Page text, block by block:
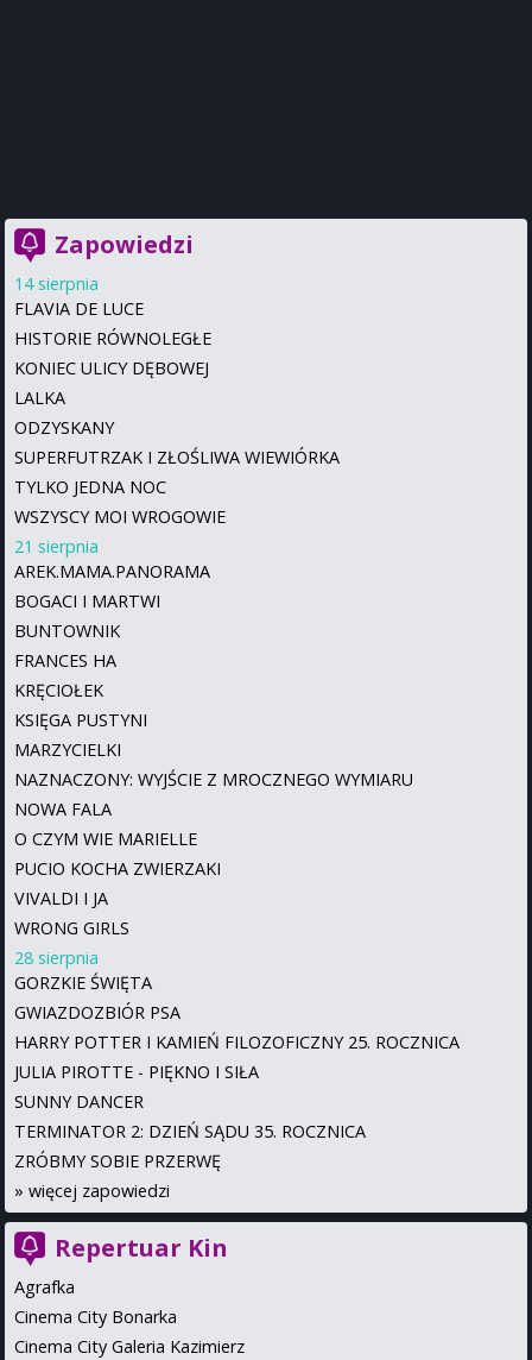
Zapowiedzi
14 sierpnia
FLAVIA DE LUCE
HISTORIE RÓWNOLEGŁE
KONIEC ULICY DĘBOWEJ
LALKA
ODZYSKANY
SUPERFUTRZAK I ZŁOŚLIWA WIEWIÓRKA
TYLKO JEDNA NOC
WSZYSCY MOI WROGOWIE
21 sierpnia
AREK.MAMA.PANORAMA
BOGACI I MARTWI
BUNTOWNIK
FRANCES HA
KRĘCIOŁEK
KSIĘGA PUSTYNI
MARZYCIELKI
NAZNACZONY: WYJŚCIE Z MROCZNEGO WYMIARU
NOWA FALA
O CZYM WIE MARIELLE
PUCIO KOCHA ZWIERZAKI
VIVALDI I JA
WRONG GIRLS
28 sierpnia
GORZKIE ŚWIĘTA
GWIAZDOZBIÓR PSA
HARRY POTTER I KAMIEŃ FILOZOFICZNY 25. ROCZNICA
JULIA PIROTTE - PIĘKNO I SIŁA
SUNNY DANCER
TERMINATOR 2: DZIEŃ SĄDU 35. ROCZNICA
ZRÓBMY SOBIE PRZERWĘ
» więcej zapowiedzi
Repertuar Kin
Agrafka
Cinema City Bonarka
Cinema City Galeria Kazimierz